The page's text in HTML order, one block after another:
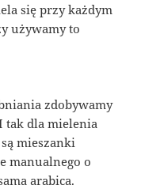
się przy każdym
używamy to
zdobywamy
tak dla mielenia
mieszanki
manualnego o
arabica.